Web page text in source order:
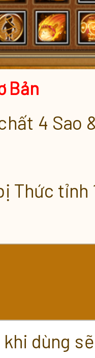
Bản
4 Sao
Thức tỉnh
khi dùng